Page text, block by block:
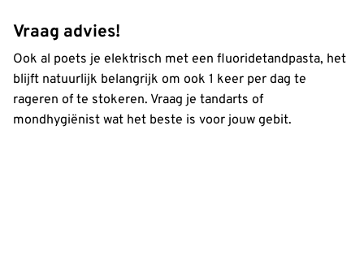
Vraag advies!
Ook al poets je elektrisch met een fluoridetandpasta, het
blijft natuurlijk belangrijk om ook 1 keer per dag te
rageren of te stokeren. Vraag je tandarts of
mondhygiënist wat het beste is voor jouw gebit.